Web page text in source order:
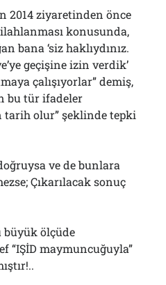
2014 ziyaretinden önce
konusunda,
bana ‘siz haklıydınız.
geçişine izin verdik’
çalışıyorlar” demiş,
bu tür ifadeler
tarih olur” şeklinde tepki
ve de bunlara
Çıkarılacak sonuç
ölçüde
“IŞİD maymuncuğuyla”